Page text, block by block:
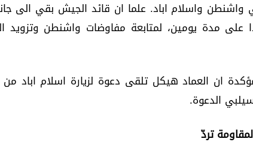
واشنطن واسلام اباد. علما ان قائد الجيش بقي الى
على مدة يومين، لمتابعة مفاوضات واشنطن وتزويد
ان العماد هيكل تلقى دعوة لزيارة اسلام اباد من
الدعوة.
تردّ